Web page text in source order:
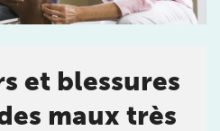
et blessures
maux très
le plus proche
KOSS, votre allié sport du